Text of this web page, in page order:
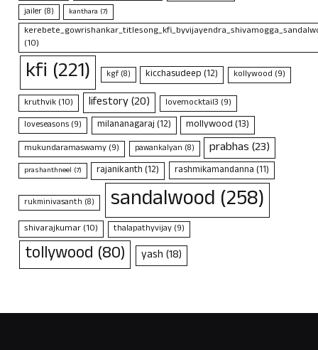
jailer (8) kanthara (7)
(10)
kfi (221) kgf(8) kicchasudeep(12) kollywood (9)
kruthvik(10) lifestory(20) lovemocktail3 (9)
loveseasons (9) milananagaraj(12) mollywood(13)
mukundaramaswamy (9) pawankalyan (8) prabhas(23)
prashanthneel (7) rajanikanth(12) rashmikamandanna(11)
rukminivasanth (8) sandalwood (258)
shivarajkumar(10) thalapathyvijay(9)
tollywood (80) yash(18)